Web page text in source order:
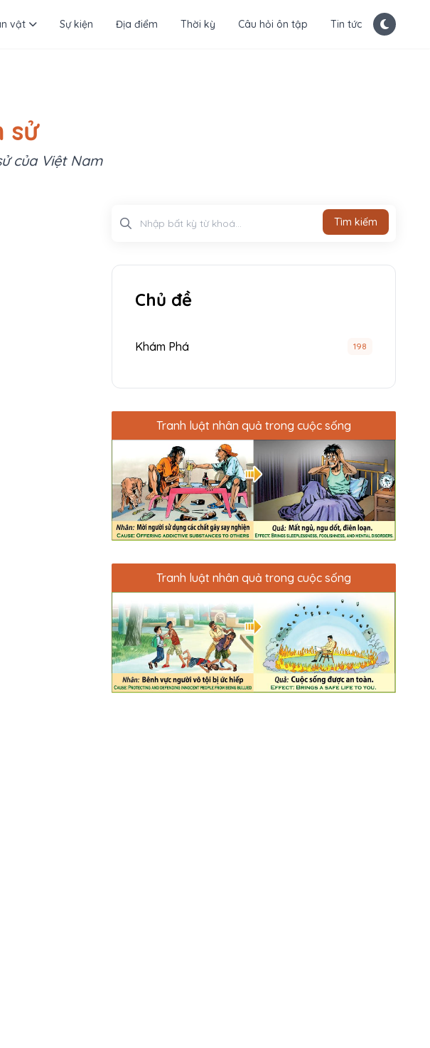
vật Sự kiện Địa điểm Thời kỳ Câu hỏi ôn tập Tin tức
sử
của Việt Nam
Tìm kiếm
Chủ đề
Khám Phá 198
Tranh luật nhân quả trong cuộc sống
Tranh luật nhân quả trong cuộc sống